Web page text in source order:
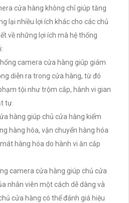
cửa hàng không chỉ giúp tăng
lại nhiều lợi ích khác cho các chủ
về những lợi ích mà hệ thống
camera cửa hàng giúp giám
diễn ra trong cửa hàng, từ đó
tội như trộm cắp, hành vi gian
tự.
hàng giúp chủ cửa hàng kiểm
hàng hóa, vận chuyển hàng hóa
hàng hóa do hành vi ăn cắp
camera cửa hàng giúp chủ cửa
nhân viên một cách dễ dàng và
cửa hàng có thể đánh giá hiệu